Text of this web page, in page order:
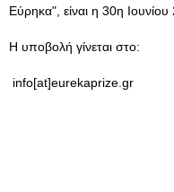
Εύρηκα", είναι η 30η Ιουνίου
Η υποβολή γίνεται στο:
info[at]eurekaprize.gr